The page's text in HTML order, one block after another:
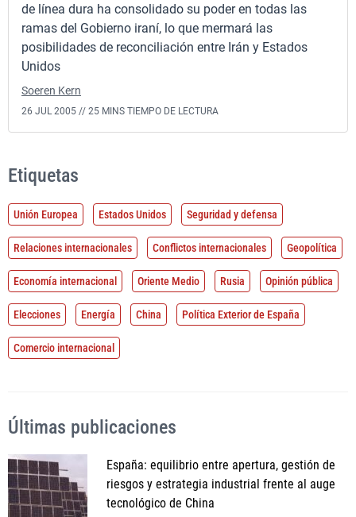
de línea dura ha consolidado su poder en todas las
ramas del Gobierno iraní, lo que mermará las
posibilidades de reconciliación entre Irán y Estados
Unidos
Soeren Kern
26 JUL 2005 // 25 MINS TIEMPO DE LECTURA
Etiquetas
Unión Europea Estados Unidos Seguridad y defensa
Relaciones internacionales Conflictos internacionales Geopolítica
Economía internacional Oriente Medio Rusia Opinión pública
Elecciones Energía China Política Exterior de España
Comercio internacional
Últimas publicaciones
España: equilibrio entre apertura, gestión de
riesgos y estrategia industrial frente al auge
tecnológico de China